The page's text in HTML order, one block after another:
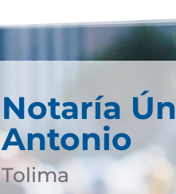
Notaría
Antonio
Tolima